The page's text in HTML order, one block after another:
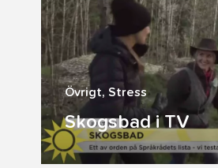
Övrigt, Stress
Skogsbad i TV